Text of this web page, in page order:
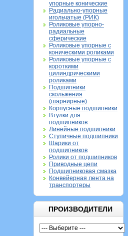
упорные конические
Радиально-упорные
игольчатые (РИК)
Роликовые упорно-
радиальные
сферические
Роликовые упорные с
коническими роликами
Роликовые упорные с
короткими
цилиндрическими
роликами
Подшипники
скольжения
(шарнирные)
Корпусные подшипники
Втулки для
подшипников
Линейные подшипники
Ступичные подшипники
Шарики от
подшипников
Ролики от подшипников
Приводные цепи
Подшипниковая смазка
Конвейерная лента на
транспортеры
ПРОИЗВОДИТЕЛИ